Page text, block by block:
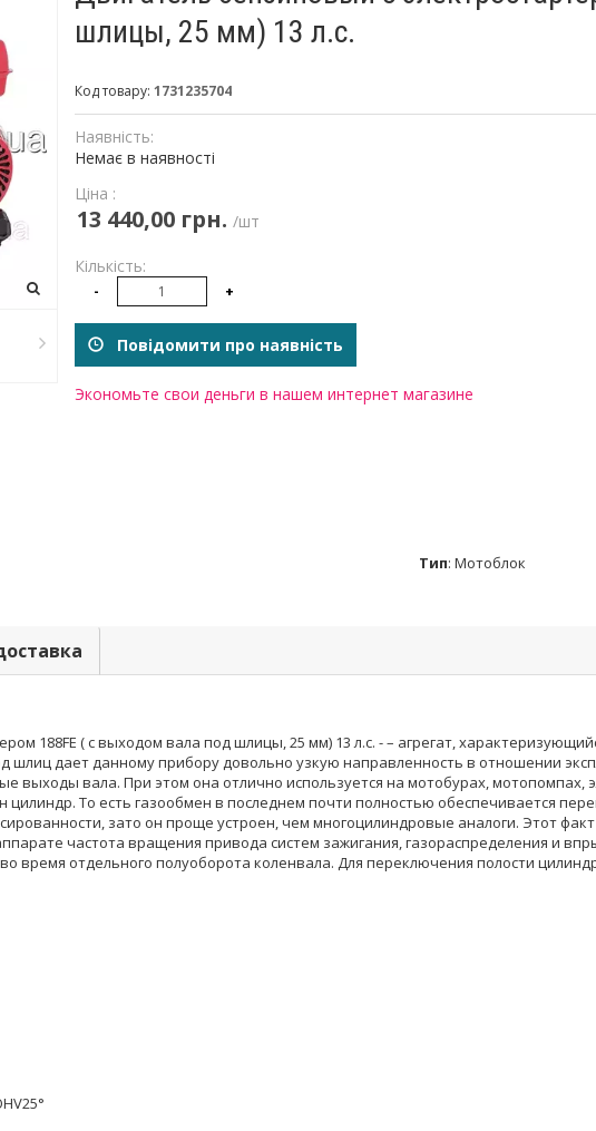
шлицы, 25 мм) 13 л.с.
Код товару: 1731235704
Наявність:
Немає в наявності
Ціна :
13 440,00 грн. /шт
Кількість:
- +
Повідомити про наявність
Экономьте свои деньги в нашем интернет магазине
Тип: Мотоблок
188FE ( с выходом вала под шлицы, 25 мм) 13 л.с. - – агрегат,
дает данному прибору довольно узкую направленность в отношении
выходы вала. При этом она отлично используется на мотобурах, мотопомпах,
цилиндр. То есть газообмен в последнем почти полностью обеспечивается
зато он проще устроен, чем многоцилиндровые аналоги. Этот
частота вращения привода систем зажигания, газораспределения и
время отдельного полуоборота коленвала. Для переключения полости